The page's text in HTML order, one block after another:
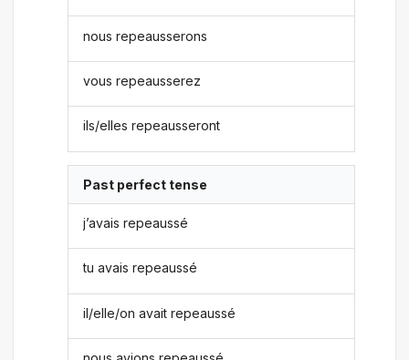
nous repeausserons
vous repeausserez
ils/elles repeausseront
Past perfect tense
j’avais repeaussé
tu avais repeaussé
il/elle/on avait repeaussé